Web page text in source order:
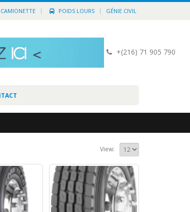
CAMIONETTE POIDS LOURS GÉNIE CIVIL
+(216) 71 905 790
View: